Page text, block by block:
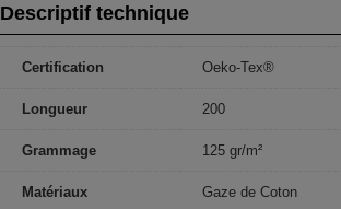
Descriptif technique
Certification Oeko-Tex®
Longueur 200
Grammage 125 gr/m²
Matériaux Gaze de Coton